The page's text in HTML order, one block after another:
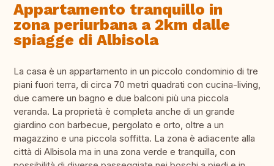
Appartamento tranquillo in
zona periurbana a 2km dalle
spiagge di Albisola
La casa è un appartamento in un piccolo condominio di tre
piani fuori terra, di circa 70 metri quadrati con cucina-living,
due camere un bagno e due balconi più una piccola
veranda. La proprietà è completa anche di un grande
giardino con barbecue, pergolato e orto, oltre a un
magazzino e una piccola soffitta. La zona è adiacente alla
città di Albisola ma in una zona verde e tranquilla, con